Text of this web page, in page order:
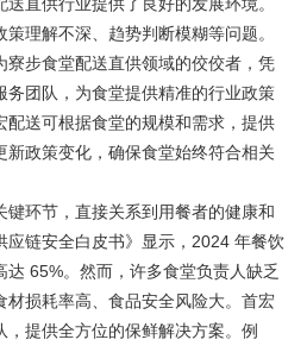
理解不深、趋势判断模糊等问题。
寮步食堂配送直供领域的佼佼者，凭
务团队，为食堂提供精准的行业政策
配送可根据食堂的规模和需求，提供
新政策变化，确保食堂始终符合相关
环节，直接关系到用餐者的健康和
应链安全白皮书》显示，2024 年餐饮
65%。然而，许多食堂负责人缺乏
材损耗率高、食品安全风险大。首宏
提供全方位的保鲜解决方案。例